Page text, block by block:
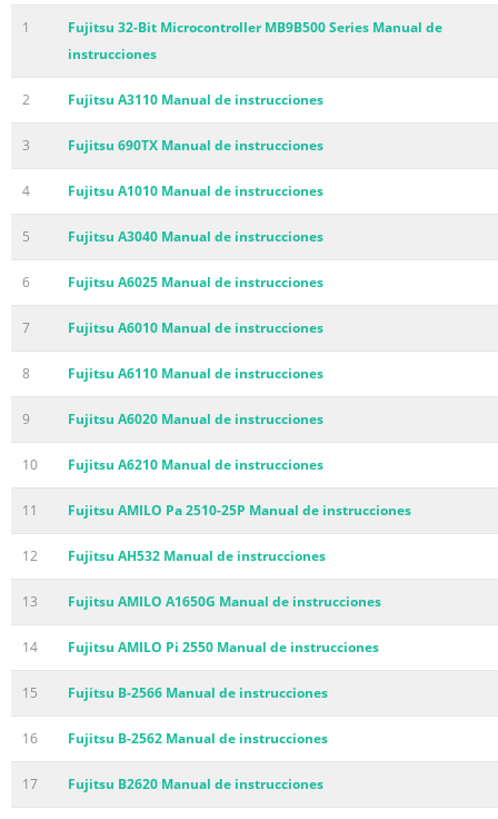
1
Fujitsu 32-Bit Microcontroller MB9B500 Series Manual de
instrucciones
2 Fujitsu A3110 Manual de instrucciones
3 Fujitsu 690TX Manual de instrucciones
4 Fujitsu A1010 Manual de instrucciones
5 Fujitsu A3040 Manual de instrucciones
6 Fujitsu A6025 Manual de instrucciones
7 Fujitsu A6010 Manual de instrucciones
8 Fujitsu A6110 Manual de instrucciones
9 Fujitsu A6020 Manual de instrucciones
10 Fujitsu A6210 Manual de instrucciones
11 Fujitsu AMILO Pa 2510-25P Manual de instrucciones
12 Fujitsu AH532 Manual de instrucciones
13 Fujitsu AMILO A1650G Manual de instrucciones
14 Fujitsu AMILO Pi 2550 Manual de instrucciones
15 Fujitsu B-2566 Manual de instrucciones
16 Fujitsu B-2562 Manual de instrucciones
17 Fujitsu B2620 Manual de instrucciones